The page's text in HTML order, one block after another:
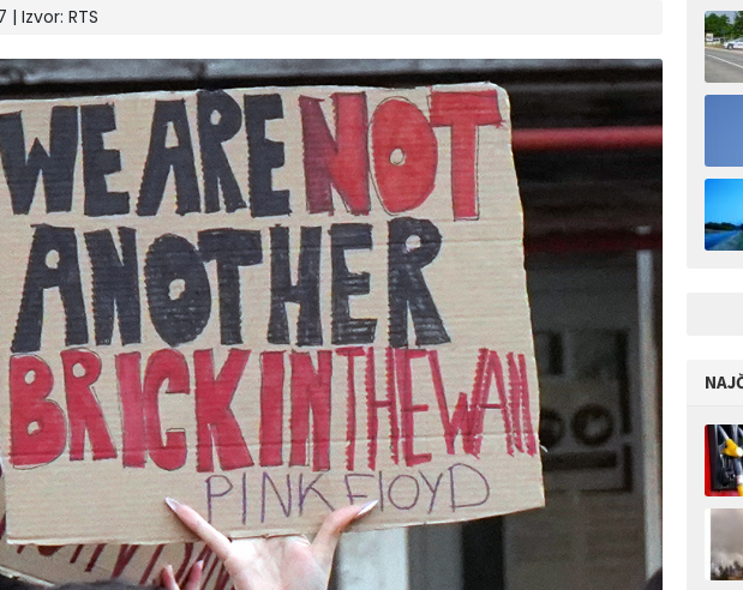
| Izvor: RTS